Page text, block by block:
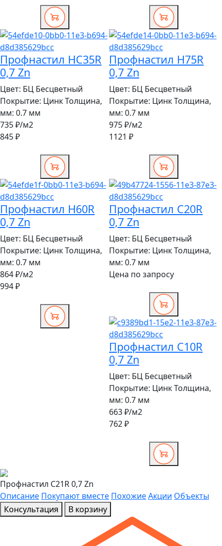
Профнастил HC35R
0,7 Zn
Цвет: БЦ Бесцветный
Покрытие: ЦинкТолщина,
мм: 0.7 мм
735 ₽/м2
845 ₽
Профнастил H75R
0,7 Zn
Цвет: БЦ Бесцветный
Покрытие: ЦинкТолщина,
мм: 0.7 мм
975 ₽/м2
1121 ₽
Профнастил H60R
0,7 Zn
Цвет: БЦ Бесцветный
Покрытие: ЦинкТолщина,
мм: 0.7 мм
864 ₽/м2
994 ₽
Профнастил C20R
0,7 Zn
Цвет: БЦ Бесцветный
Покрытие: ЦинкТолщина,
мм: 0.7 мм
Цена по запросу
Профнастил C10R
0,7 Zn
Цвет: БЦ Бесцветный
Покрытие: ЦинкТолщина,
мм: 0.7 мм
663 ₽/м2
762 ₽
Профнастил C21R 0,7 Zn
Описание Покупают вместе ПохожиеАкции Объекты
Консультация
В корзину